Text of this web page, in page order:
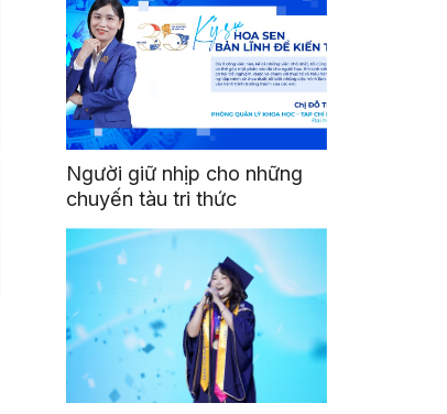
Người giữ nhịp cho những
chuyến tàu tri thức